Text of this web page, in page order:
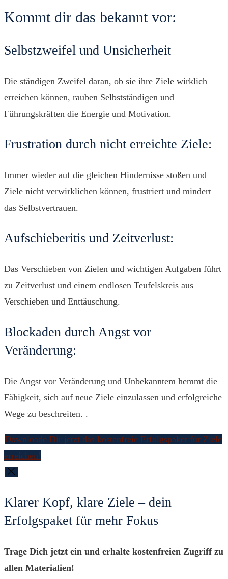
Kommt dir das bekannt vor:
Selbstzweifel und Unsicherheit
Die ständigen Zweifel daran, ob sie ihre Ziele wirklich
erreichen können, rauben Selbstständigen und
Führungskräften die Energie und Motivation.
Frustration durch nicht erreichte Ziele:
Immer wieder auf die gleichen Hindernisse stoßen und
Ziele nicht verwirklichen können, frustriert und mindert
das Selbstvertrauen.
Aufschieberitis und Zeitverlust:
Das Verschieben von Zielen und wichtigen Aufgaben führt
zu Zeitverlust und einem endlosen Teufelskreis aus
Verschieben und Enttäuschung.
Blockaden durch Angst vor
Veränderung:
Die Angst vor Veränderung und Unbekanntem hemmt die
Fähigkeit, sich auf neue Ziele einzulassen und erfolgreiche
Wege zu beschreiten. .
Downloade Dir jetzt das kostenfreie Erfolgspaket für Ziele
erreichen!
Klarer Kopf, klare Ziele – dein
Erfolgspaket für mehr Fokus
Trage Dich jetzt ein und erhalte kostenfreien Zugriff zu
allen Materialien!